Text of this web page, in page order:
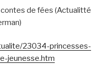
de fées (Actualitté
23034-princesses-
jeunesse.htm